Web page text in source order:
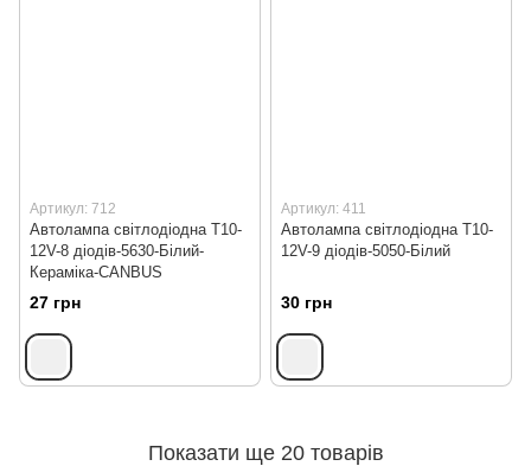
Артикул: 712
Автолампа світлодіодна T10-
12V-8 діодів-5630-Білий-
Кераміка-CANBUS
27 грн
Артикул: 411
Автолампа світлодіодна Т10-
12V-9 діодів-5050-Білий
30 грн
Показати ще 20 товарів